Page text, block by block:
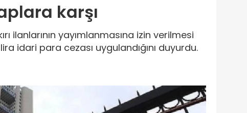
karşı
ilanlarının yayımlanmasına izin verilmesi
idari para cezası uygulandığını duyurdu.